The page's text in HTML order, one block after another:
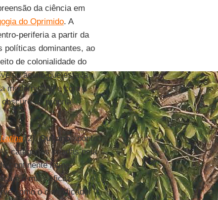
da ciência em
do Oprimido. A
periferia a partir da
políticas dominantes, ao
de colonialidade do
aquilo que estava
modernidade e com a
da própria
[2],Quijanoaponta
categorias criadas pela
continente latino-
é o mais eficaz
como o classificador